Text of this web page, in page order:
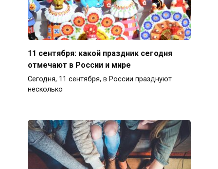
11 сентября: какой праздник сегодня
отмечают в России и мире
Сегодня, 11 сентября, в России празднуют
несколько